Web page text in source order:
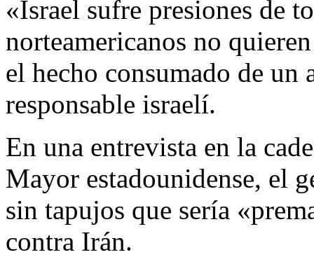
«Israel sufre presiones de
norteamericanos no
el hecho consumado de un
responsable israelí.
En una entrevista en la
Mayor estadounidense, el
sin tapujos que sería
contra Irán.